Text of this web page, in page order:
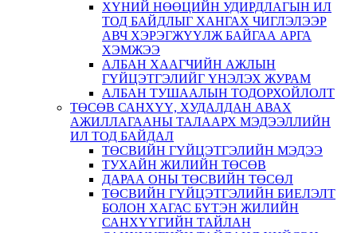
ХҮНИЙ НӨӨЦИЙН УДИРДЛАГЫН ИЛ
ТОД БАЙДЛЫГ ХАНГАХ ЧИГЛЭЛЭЭР
АВЧ ХЭРЭГЖҮҮЛЖ БАЙГАА АРГА
ХЭМЖЭЭ
АЛБАН ХААГЧИЙН АЖЛЫН
ГҮЙЦЭТГЭЛИЙГ ҮНЭЛЭХ ЖУРАМ
АЛБАН ТУШААЛЫН ТОДОРХОЙЛОЛТ
ТӨСӨВ САНХҮҮ, ХУДАЛДАН АВАХ
АЖИЛЛАГААНЫ ТАЛААРХ МЭДЭЭЛЛИЙН
ИЛ ТОД БАЙДАЛ
ТӨСВИЙН ГҮЙЦЭТГЭЛИЙН МЭДЭЭ
ТУХАЙН ЖИЛИЙН ТӨСӨВ
ДАРАА ОНЫ ТӨСВИЙН ТӨСӨЛ
ТӨСВИЙН ГҮЙЦЭТГЭЛИЙН БИЕЛЭЛТ
БОЛОН ХАГАС БҮТЭН ЖИЛИЙН
САНХҮҮГИЙН ТАЙЛАН